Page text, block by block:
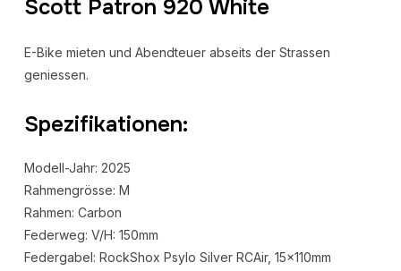
Scott Patron 920 White
E-Bike mieten und Abendteuer abseits der Strassen
geniessen.
Spezifikationen:
Modell-Jahr: 2025
Rahmengrösse: M
Rahmen: Carbon
Federweg: V/H: 150mm
Federgabel: RockShox Psylo Silver RCAir, 15x110mm